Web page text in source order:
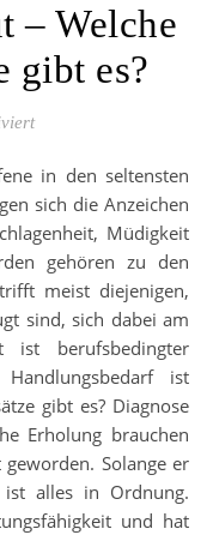
– Welche
gibt es?
für Diagnose Burnout
sich die Anzeichen
Müdigkeit
gehören zu den
meist diejenigen,
sind, sich dabei am
berufsbedingter
ist
gibt es? Diagnose
Erholung brauchen
Solange er
ist alles in Ordnung.
und hat